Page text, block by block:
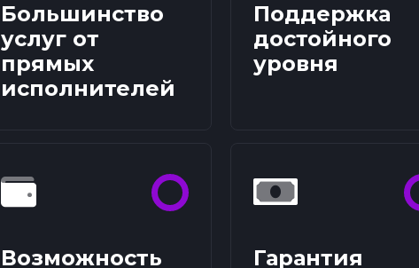
Большинство
услуг от
прямых
исполнителей
Поддержка
достойного
уровня
Возможность
Гарантия